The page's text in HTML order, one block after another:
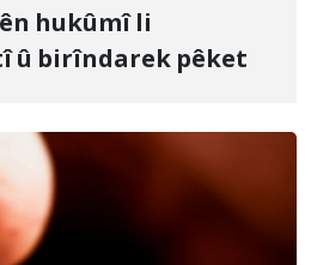
hukûmî li
û birîndarek pêket